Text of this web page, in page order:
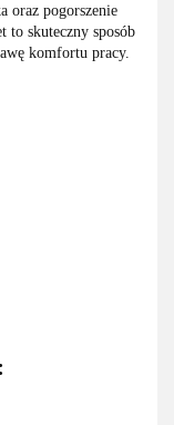
oraz pogorszenie
skuteczny sposób
komfortu pracy.